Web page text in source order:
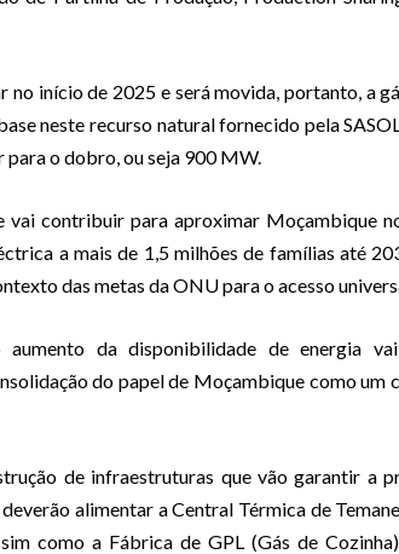
no início de 2025 e será movida, portanto, a
neste recurso natural fornecido pela
para o dobro, ou seja 900 MW.
vai contribuir para aproximar Moçambique
a mais de 1,5 milhões de famílias até
das metas da ONU para o acesso
da disponibilidade de energia
do papel de Moçambique como um
de infraestruturas que vão garantir a
alimentar a Central Térmica de
como a Fábrica de GPL (Gás de